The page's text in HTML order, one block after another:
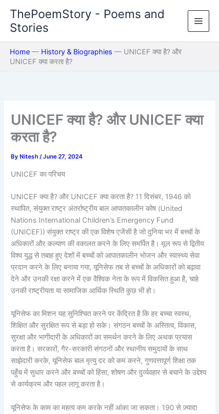
content
ThePoemStory - Poems and
Stories
Home — History & Biographies — UNICEF क्या है? और
UNICEF क्या करता है?
UNICEF क्या है? और UNICEF क्या
करता है?
By Nitesh/June 27, 2024
UNICEF का परिचय
UNICEF क्या है? और UNICEF क्या करता है? 11 दिसंबर, 1946 को
स्थापित, संयुक्त राष्ट्र अंतर्राष्ट्रीय बाल आपातकालीन कोष (United
Nations International Children’s Emergency Fund
(UNICEF)) संयुक्त राष्ट्र की एक विशेष एजेंसी है जो दुनिया भर में बच्चों के
अधिकारों और कल्याण की वकालत करने के लिए समर्पित है। मूल रूप से द्वितीय
विश्व युद्ध से तबाह हुए देशों में बच्चों को आपातकालीन भोजन और स्वास्थ्य सेवा
प्रदान करने के लिए बनाया गया, यूनिसेफ तब से बच्चों के अधिकारों को बढ़ावा
देने और उनकी रक्षा करने में एक वैश्विक नेता के रूप में विकसित हुआ है, चाहे
उनकी राष्ट्रीयता या सामाजिक आर्थिक स्थिति कुछ भी हो।
यूनिसेफ का मिशन यह सुनिश्चित करने पर केंद्रित है कि हर बच्चा स्वस्थ,
शिक्षित और सुरक्षित रूप से बड़ा हो सके। संगठन बच्चों के अस्तित्व, विकास,
सुरक्षा और भागीदारी के अधिकारों का समर्थन करने के लिए अथक प्रयास
करता है। सरकारों, गैर-सरकारी संगठनों और स्थानीय समुदायों के साथ
साझेदारी करके, यूनिसेफ बाल मृत्यु दर को कम करने, गुणवत्तापूर्ण शिक्षा तक
पहुँच में सुधार करने और बच्चों को हिंसा, शोषण और दुर्व्यवहार से बचाने के उद्देश्य
से कार्यक्रम और पहल लागू करता है।
यूनिसेफ के काम का महत्व कम करके नहीं आंका जा सकता। 190 से ज़्यादा